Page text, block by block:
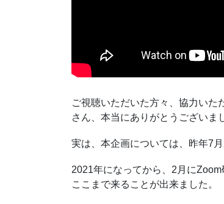
ご視聴いただいた方々、協力いた
さん、本当にありがとうございま
実は、本企画については、昨年7
2021年になってから、2月に
ここまで来ることが出来ました。